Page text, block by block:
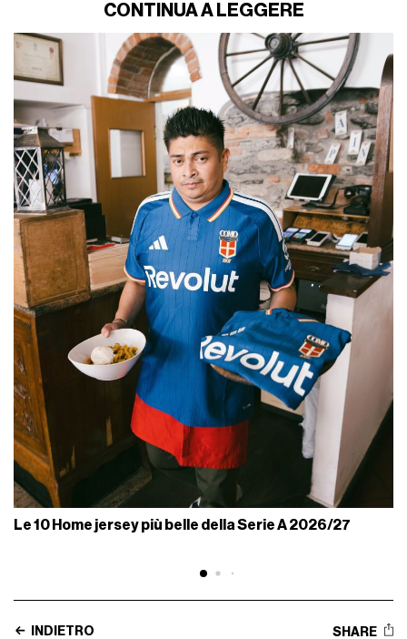
CONTINUA A LEGGERE
Le 10 Home jersey più belle della Serie A 2026/27
INDIETRO SHARE